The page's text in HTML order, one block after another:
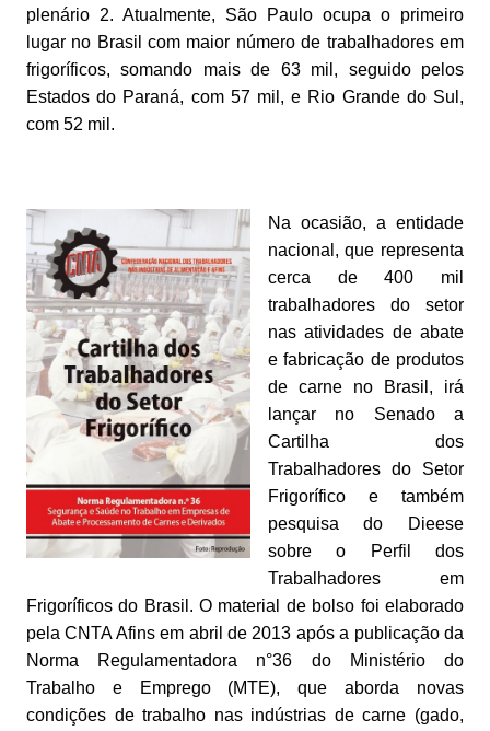
plenário 2. Atualmente, São Paulo ocupa o primeiro
lugar no Brasil com maior número de trabalhadores em
frigoríficos, somando mais de 63 mil, seguido pelos
Estados do Paraná, com 57 mil, e Rio Grande do Sul,
com 52 mil.
Na ocasião, a entidade
nacional, que representa
cerca de 400 mil
trabalhadores do setor
nas atividades de abate
e fabricação de produtos
de carne no Brasil, irá
lançar no Senado a
Cartilha dos
Trabalhadores do Setor
Frigorífico e também
pesquisa do Dieese
sobre o Perfil dos
Trabalhadores em
Frigoríficos do Brasil. O material de bolso foi elaborado
pela CNTA Afins em abril de 2013 após a publicação da
Norma Regulamentadora n°36 do Ministério do
Trabalho e Emprego (MTE), que aborda novas
condições de trabalho nas indústrias de carne (gado,